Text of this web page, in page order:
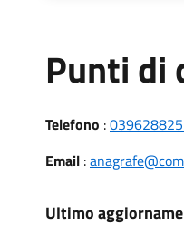
Punti di
Telefono :
Email:
Ultimo